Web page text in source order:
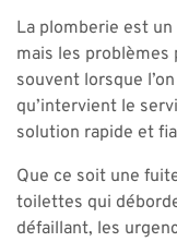
La plomberie est
mais les
souvent lorsque
qu’intervient le
solution rapide et
Que ce soit une
toilettes qui
défaillant, les